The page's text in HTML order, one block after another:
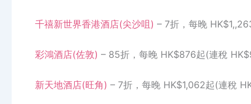
千禧新世界香港酒店(尖沙咀) – 7折，每晚
彩鴻酒店(佐敦) – 85折，每晚 HK$876起(連稅
新天地酒店(旺角) – 7折，每晚 HK$1,062起(連稅